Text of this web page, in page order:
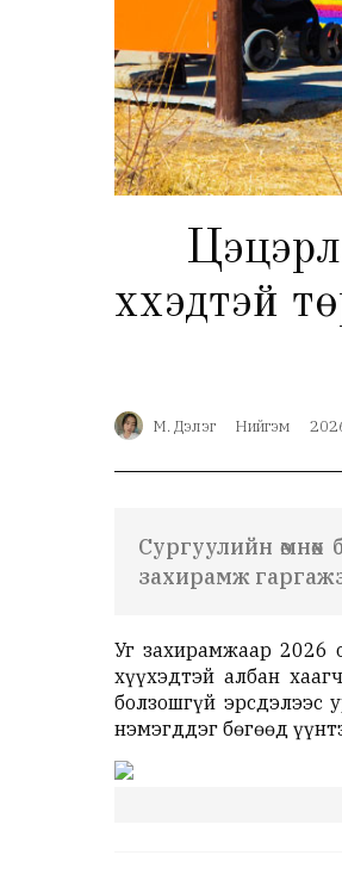
М. Дэлэг Нийгэм
Сургуулийн
захирамж
Уг захирамжаар 2026
хүүхэдтэй албан
болзошгүй эрсдэлээс
нэмэгддэг бөгөөд